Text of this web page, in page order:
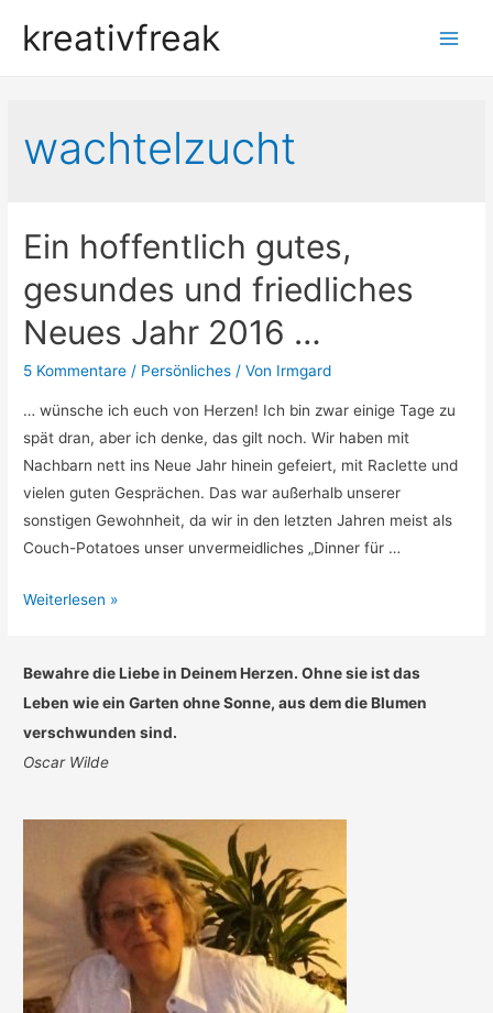
kreativfreak
wachtelzucht
Ein hoffentlich gutes,
gesundes und friedliches
Neues Jahr 2016 …
5 Kommentare / Persönliches / Von Irmgard
… wünsche ich euch von Herzen! Ich bin zwar einige Tage zu
spät dran, aber ich denke, das gilt noch. Wir haben mit
Nachbarn nett ins Neue Jahr hinein gefeiert, mit Raclette und
vielen guten Gesprächen. Das war außerhalb unserer
sonstigen Gewohnheit, da wir in den letzten Jahren meist als
Couch-Potatoes unser unvermeidliches „Dinner für …
Ein
gesundes
und
friedliches
Neues
2016
Weiterlesen »
Bewahre die Liebe in Deinem Herzen. Ohne sie ist das
Leben wie ein Garten ohne Sonne, aus dem die Blumen
verschwunden sind.
Oscar Wilde